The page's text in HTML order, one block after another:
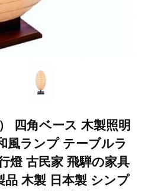
四角ベース 木製照明
風ランプ テーブルラ
燈 古民家 飛騨の家具
品 木製 日本製 シンプ